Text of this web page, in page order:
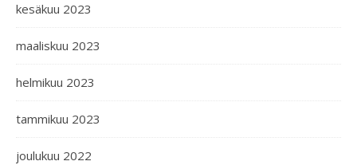
kesäkuu 2023
maaliskuu 2023
helmikuu 2023
tammikuu 2023
joulukuu 2022